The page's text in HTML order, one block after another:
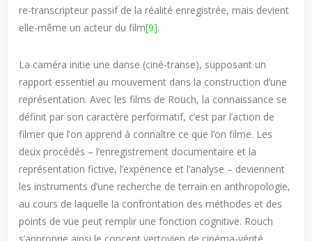
re-transcripteur passif de la réalité enregistrée, mais devient
elle-même un acteur du film[9].
La caméra initie une danse (ciné-transe), supposant un
rapport essentiel au mouvement dans la construction d’une
représentation. Avec les films de Rouch, la connaissance se
définit par son caractère performatif, c’est par l’action de
filmer que l’on apprend à connaître ce que l’on filme. Les
deux procédés – l’enregistrement documentaire et la
représentation fictive, l’expérience et l’analyse – deviennent
les instruments d’une recherche de terrain en anthropologie,
au cours de laquelle la confrontation des méthodes et des
points de vue peut remplir une fonction cognitive. Rouch
s’approprie ainsi le concept vertovien de cinéma-vérité